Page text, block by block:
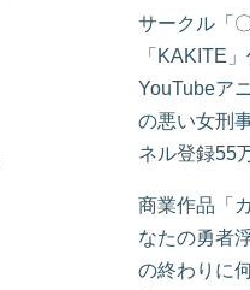
サークル「
「KAKITE
YouTubeア
の悪い女刑
ネル登録55
商業作品「
なたの勇者
の終わりに